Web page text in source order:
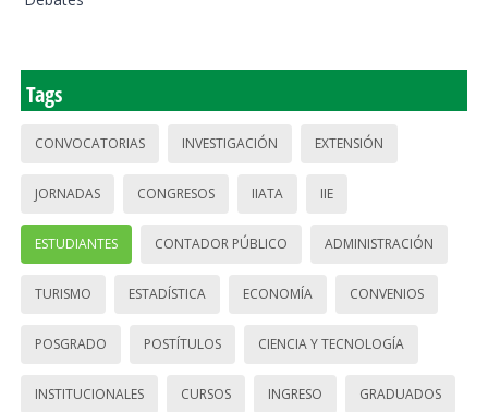
Tags
CONVOCATORIAS INVESTIGACIÓN EXTENSIÓN
JORNADAS CONGRESOS IIATA IIE
ESTUDIANTES CONTADOR PÚBLICO ADMINISTRACIÓN
TURISMO ESTADÍSTICA ECONOMÍA CONVENIOS
POSGRADO POSTÍTULOS CIENCIA Y TECNOLOGÍA
INSTITUCIONALES CURSOS INGRESO GRADUADOS